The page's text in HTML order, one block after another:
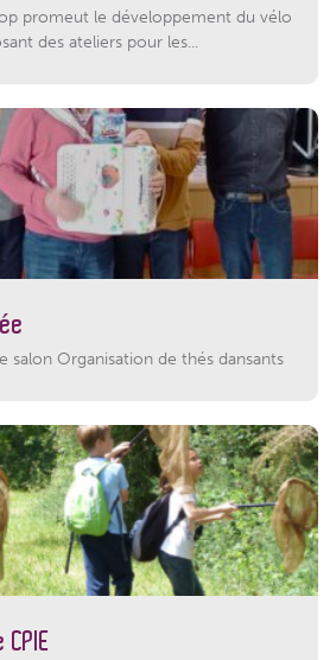
promeut le développement du vélo
des ateliers pour les...
salon Organisation de thés dansants